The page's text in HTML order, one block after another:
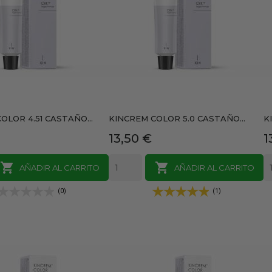
4.51 CASTAÑO...
 AÑADIR AL CARRITO
(0)
KINCREM COLOR 5.0 CASTAÑO...
Precio
13,50 €

AÑADIR AL CARRITO
(1)